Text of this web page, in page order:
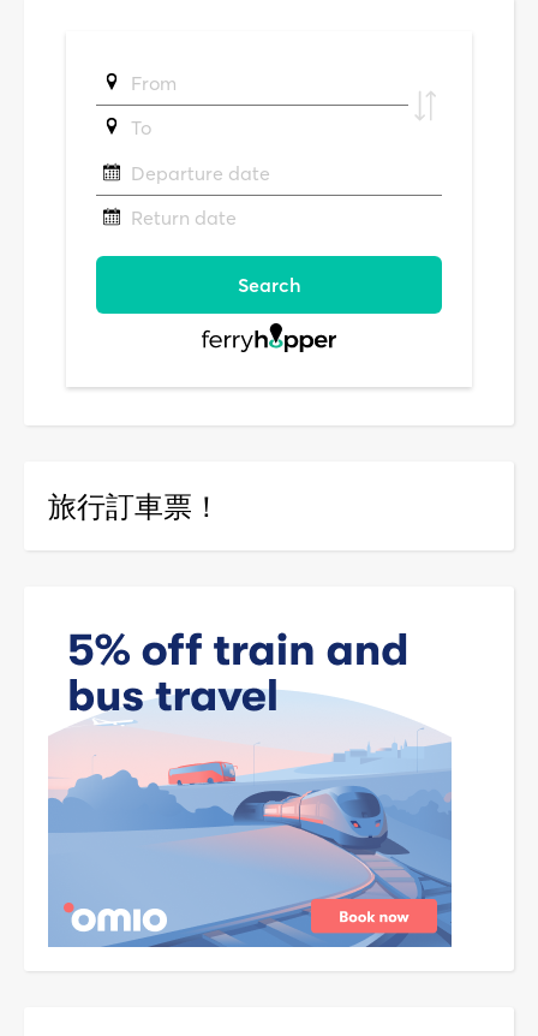
旅行訂車票！